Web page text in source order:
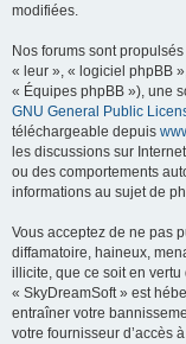
modifiées.
Nos forums sont
« leur », « logiciel phpBB
« Équipes phpBB »), une
GNU General Public
téléchargeable depuis
les discussions sur
ou des comportements
informations au sujet de
Vous acceptez de ne pas
diffamatoire, haineux,
illicite, que ce soit en
« SkyDreamSoft » est
entraîner votre
votre fournisseur d’accès